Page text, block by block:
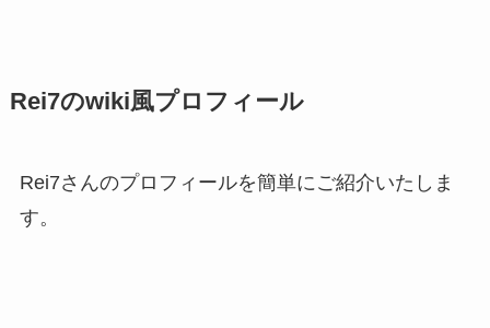
Rei7のwiki風プロフィール
Rei7さんのプロフィールを簡単にご紹介いたしま
す。